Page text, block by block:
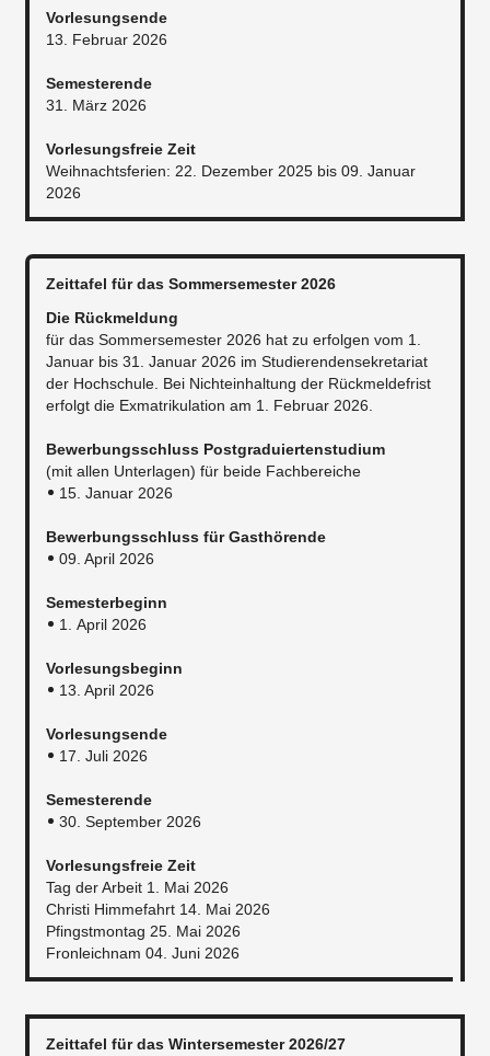
Vorlesungsende
13. Februar 2026
Semesterende
31. März 2026
Vorlesungsfreie Zeit
Weihnachtsferien: 22. Dezember 2025 bis 09. Januar
2026
Zeittafel für das Sommersemester 2026
Die Rückmeldung
für das Sommersemester 2026 hat zu erfolgen vom 1.
Januar bis 31. Januar 2026 im Studierendensekretariat
der Hochschule. Bei Nichteinhaltung der Rückmeldefrist
erfolgt die Exmatrikulation am 1. Februar 2026.​
Bewerbungsschluss Postgraduiertenstudium
(mit allen Unterlagen) für beide Fachbereiche
15. Januar 2026
Bewerbungsschluss für Gasthörende
09. April 2026
Semesterbeginn
1. April 2026
Vorlesungsbeginn
13. April 2026
Vorlesungsende
17. Juli 2026
Semesterende
30. September 2026
Vorlesungsfreie Zeit
Tag der Arbeit 1. Mai 2026
Christi Himmefahrt 14. Mai 2026
Pfingstmontag 25. Mai 2026
Fronleichnam 04. Juni 2026
Zeittafel für das Wintersemester 2026/27